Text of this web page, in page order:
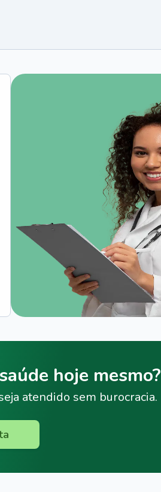
hoje mesmo?
atendido sem burocracia.